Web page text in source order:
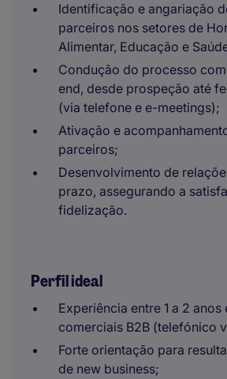
Identificação e angariação
parceiros nos setores de
Alimentar, Educação e
Condução do processo
end, desde prospeção até
(via telefone e e-meetings);
Ativação e
parceiros;
Desenvolvimento de
prazo, assegurando a
fidelização.
Perfil ideal
Experiência entre 1 a 2
comerciais B2B (telefónico
Forte orientação para
de new business;